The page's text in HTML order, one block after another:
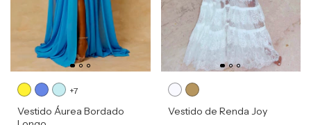
+7
Vestido Áurea Bordado
Vestido de Renda Joy